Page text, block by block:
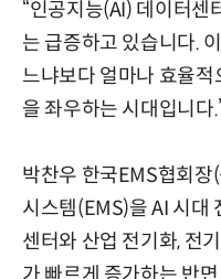
“인공지능(AI) 데이터센
는 급증하고 있습니다.
느냐보다 얼마나 효율
을 좌우하는 시대입니다
박찬우 한국EMS협회장
시스템(EMS)을 AI 시대
센터와 산업 전기화, 전